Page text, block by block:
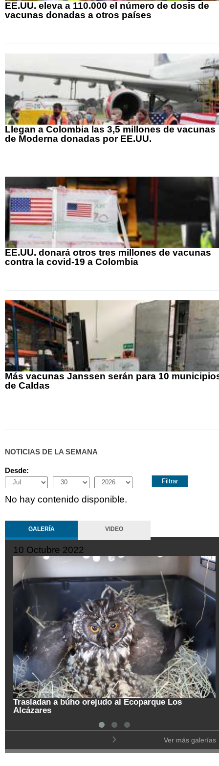
EE.UU. eleva a 110.000 el número de dosis de
vacunas donadas a otros países
Llegan a Colombia las 3,5 millones de vacunas
de Moderna donadas por EE.UU.
EE.UU. donará otros tres millones de vacunas
contra la covid-19 a Colombia
Más vacunas Janssen serán para 10
de Caldas
NOTICIAS DE LA SEMANA
Desde:
Month
Day Year
No hay contenido disponible.
GALERÍA VIDEO
Los
25 Septiembre 2022
Colombia vislumbra con esperanza
de frontera con Venezuela
Ver más galerías